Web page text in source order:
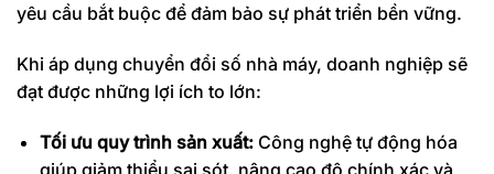
yêu cầu bắt buộc để đảm bảo sự phát triển bền vững.
Khi áp dụng chuyển đổi số nhà máy, doanh nghiệp sẽ
đạt được những lợi ích to lớn:
Tối ưu quy trình sản xuất:Công nghệ tự động hóa
giúp giảm thiểu sai sót, nâng cao độ chính xác và